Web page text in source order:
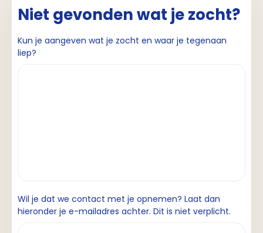
Niet gevonden wat je zocht?
Kun je aangeven wat je zocht en waar je tegenaan
liep?
Wil je dat we contact met je opnemen? Laat dan
hieronder je e-mailadres achter. Dit is niet verplicht.